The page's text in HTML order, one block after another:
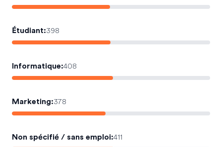
Étudiant:398
Informatique:408
Marketing:378
Non spécifié / sans emploi:411